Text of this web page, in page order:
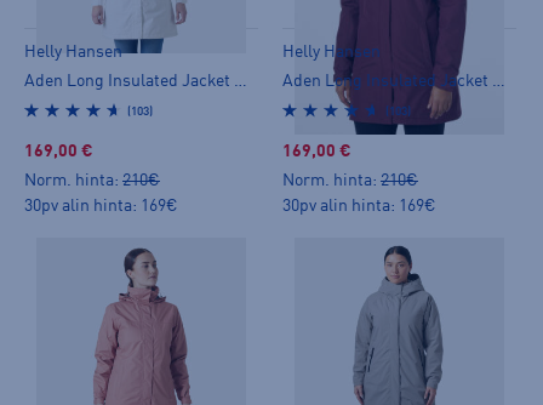
Helly Hansen
Aden Long Insulated Jacket W - kevytvanutakki
(103)
169,00 €
Norm. hinta: 210€
30pv alin hinta: 169€
Helly Hansen
Aden Long Insulated Jacket W - kevytvanutakki
(103)
169,00 €
Norm. hinta: 210€
30pv alin hinta: 169€